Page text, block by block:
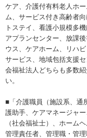
ケア、介護付有料老人ホ
ム、サービス付き高齢者
トステイ、看護小規模多
アプランセンター、放課
ウス、ケアホーム、リハ
サービス、地域包括支援
会福祉法人どちらも多数
い。
■「介護職員（施設系、通
護助手、ケアマネージャ
（社会福祉士）、ホーム
管理責任者、管理職・管